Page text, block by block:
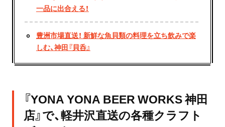
一品に出合える！
豊洲市場直送！ 新鮮な魚貝類の料理を立ち飲みで楽
しむ、神田『貝呑』
『YONA YONA BEER WORKS 神田
店』で、軽井沢直送の各種クラフト